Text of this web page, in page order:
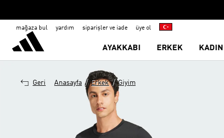
mağaza bul yardım siparişler ve iade üye ol
AYAKKABI ERKEK KADIN
Geri Anasayfa / Erkek / Giyim